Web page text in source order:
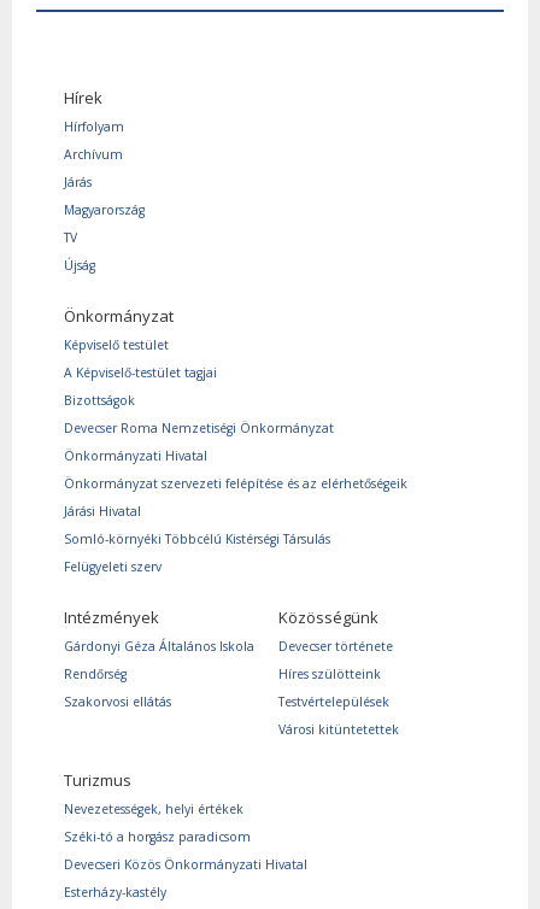
Hírek
Hírfolyam
Archívum
Járás
Magyarország
TV
Újság
Önkormányzat
Képviselő testület
A Képviselő-testület tagjai
Bizottságok
Devecser Roma Nemzetiségi Önkormányzat
Önkormányzati Hivatal
Önkormányzat szervezeti felépítése és az elérhetőségeik
Járási Hivatal
Somló-környéki Többcélú Kistérségi Társulás
Felügyeleti szerv
Intézmények
Gárdonyi Géza Általános Iskola
Rendőrség
Szakorvosi ellátás
Közösségünk
Devecser története
Híres szülötteink
Testvértelepülések
Városi kitüntetettek
Turizmus
Nevezetességek, helyi értékek
Széki-tó a horgász paradicsom
Devecseri Közös Önkormányzati Hivatal
Esterházy-kastély